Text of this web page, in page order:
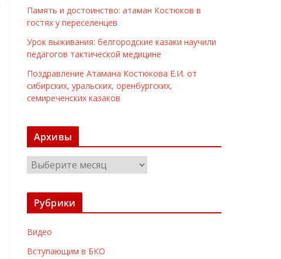
Память и достоинство: атаман Костюков в
гостях у переселенцев
Урок выживания: белгородские казаки научили
педагогов тактической медицине
Поздравление Атамана Костюкова Е.И. от
сибирских, уральских, оренбургских,
семиреченских казаков
Архивы
р
х
ы
Рубрики
Видео
Вступающим в БКО